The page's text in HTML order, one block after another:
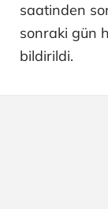
saatinden
sonraki gün
bildirildi.